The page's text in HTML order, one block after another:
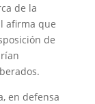
de la
afirma que
de
en defensa